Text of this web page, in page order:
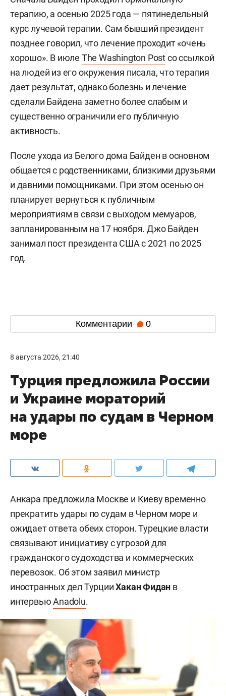
терапию, а осенью 2025 года — пятинедельный
курс лучевой терапии. Сам бывший президент
позднее говорил, что лечение проходит «очень
хорошо». В июле The Washington Postсо ссылкой
на людей из его окружения писала, что терапия
дает результат, однако болезнь и лечение
сделали Байдена заметно более слабым и
существенно ограничили его публичную
активность.
После ухода из Белого дома Байден в основном
общается с родственниками, близкими друзьями
и давними помощниками. При этом осенью он
планирует вернуться к публичным
мероприятиям в связи с выходом мемуаров,
запланированным на 17 ноября. Джо Байден
занимал пост президента США с 2021 по 2025
год.
Комментарии 0
8 августа 2026, 21:40
Турция предложила России
и Украине мораторий
на удары по судам в Черном
море
Анкара предложила Москве и Киеву временно
прекратить удары по судам в Черном море и
ожидает ответа обеих сторон. Турецкие власти
связывают инициативу с угрозой для
гражданского судоходства и коммерческих
перевозок. Об этом заявил министр
иностранных дел ТурцииХакан Фидан в
интервьюAnadolu.